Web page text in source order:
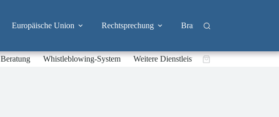
Europäische Union Rechtsprechung Branchen
Beratung Whistleblowing-System Weitere DienstleistungenWarenkorb